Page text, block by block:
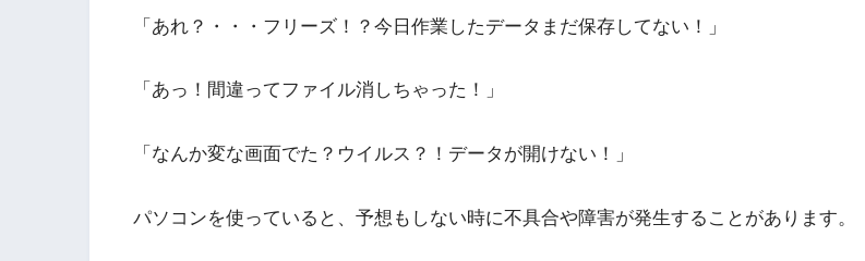
「あれ？・・・フリーズ！？今日作業したデータまだ保存してない！」
「あっ！間違ってファイル消しちゃった！」
「なんか変な画面でた？ウイルス？！データが開けない！」
パソコンを使っていると、予想もしない時に不具合や障害が発生することがあります。